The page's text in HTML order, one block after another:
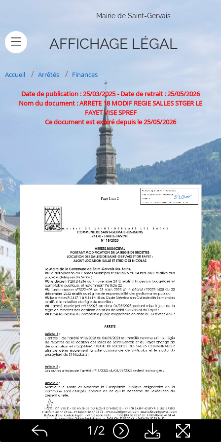
Mairie de Saint-Gervais
AFFICHAGE LÉGAL
Accueil Arrêtés Finances
Date de publication : 25/03/2025-Date de retrait : 25/05/2026
Nom du document : ARRETE 18 MODIF REGIE SALLES STGER LE
FAYET VISE SPREF
Ce document est expiré depuis le 25/05/2026
1/2